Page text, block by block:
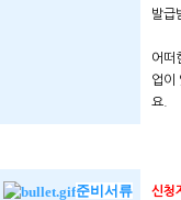
발급
어떠
업이
요.
준비서류
신청